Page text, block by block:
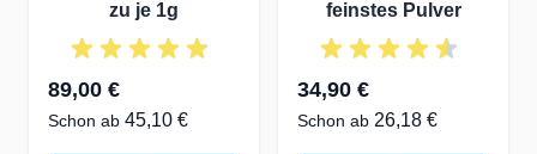
Glutaminsäure. Fehlt dem Körper eine Aminosäure
oder wird ein daraus gebildeter körpereigener
Wirkstoff, wie beispielsweise ein Hormon, nicht mehr
zu je 1g
89,00 €
Schon ab 45,10 €
feinstes Pulver
34,90 €
Schon ab 26,18 €